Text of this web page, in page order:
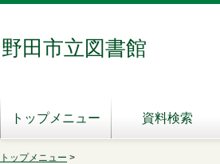
野田市立図書館
トップメニュー 資料検索
トップメニュー >